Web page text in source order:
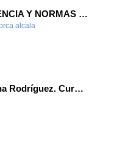
PLAN DE CONVIVENCIA Y NORMAS DE FUNCIONAMIENTO Y ORGANIZACIÓN DEL CENTRO
alcala
IES Santamarca. Ana Rodríguez. Curso formación julio 2017